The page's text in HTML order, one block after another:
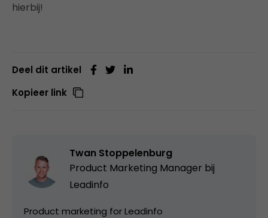
hierbij!
Deel dit artikel
Kopieer link
Twan Stoppelenburg
Product Marketing Manager bij
Leadinfo
Product marketing for Leadinfo